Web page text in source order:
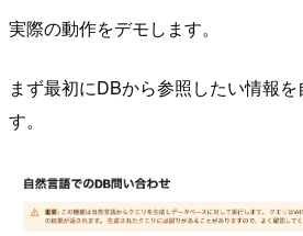
実際の動作をデモします。
まず最初にDBから参照したい情報
す。